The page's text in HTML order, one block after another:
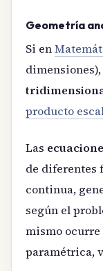
Geometría
Si en
producto
Las
de diferentes
continua,
según el
mismo ocurre
paramétrica,